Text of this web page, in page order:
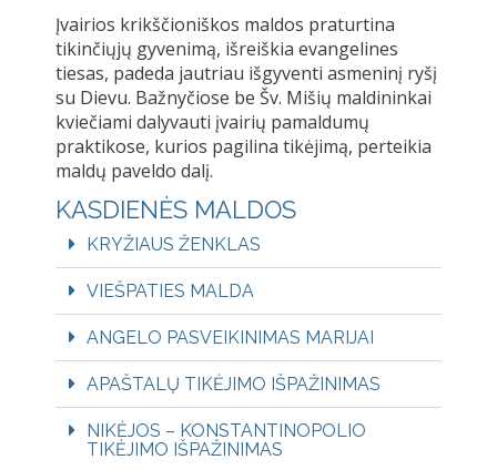
Įvairios krikščioniškos maldos praturtina
tikinčiųjų gyvenimą, išreiškia evangelines
tiesas, padeda jautriau išgyventi asmeninį ryšį
su Dievu. Bažnyčiose be Šv. Mišių maldininkai
kviečiami dalyvauti įvairių pamaldumų
praktikose, kurios pagilina tikėjimą, perteikia
maldų paveldo dalį.
KASDIENĖS MALDOS
KRYŽIAUS ŽENKLAS
VIEŠPATIES MALDA
ANGELO PASVEIKINIMAS MARIJAI
APAŠTALŲ TIKĖJIMO IŠPAŽINIMAS
NIKĖJOS – KONSTANTINOPOLIO
TIKĖJIMO IŠPAŽINIMAS